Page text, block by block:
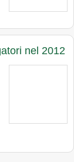
nel 2012